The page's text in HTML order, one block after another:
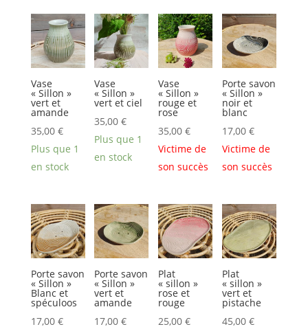
Vase
« Sillon »
vert et
amande
35,00 €
Plus que 1
en stock
Vase
« Sillon »
vert et ciel
35,00€
Plus que 1
en stock
Vase
« Sillon »
rouge et
rose
35,00€
Victime de
son succès
Porte savon
« Sillon »
noir et
blanc
17,00 €
Victime de
son succès
Porte savon
« Sillon »
Blanc et
spéculoos
17,00 €
Porte savon
« Sillon »
vert et
amande
17,00€
Plat
« sillon »
rose et
rouge
25,00€
Plat
« sillon »
vert et
pistache
45,00 €